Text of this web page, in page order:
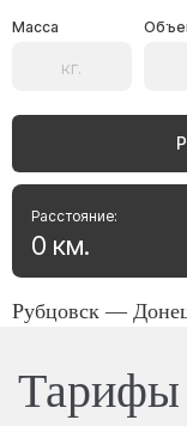
Масса
Расстояние:
0 км.
Рубцовск —
Тарифы